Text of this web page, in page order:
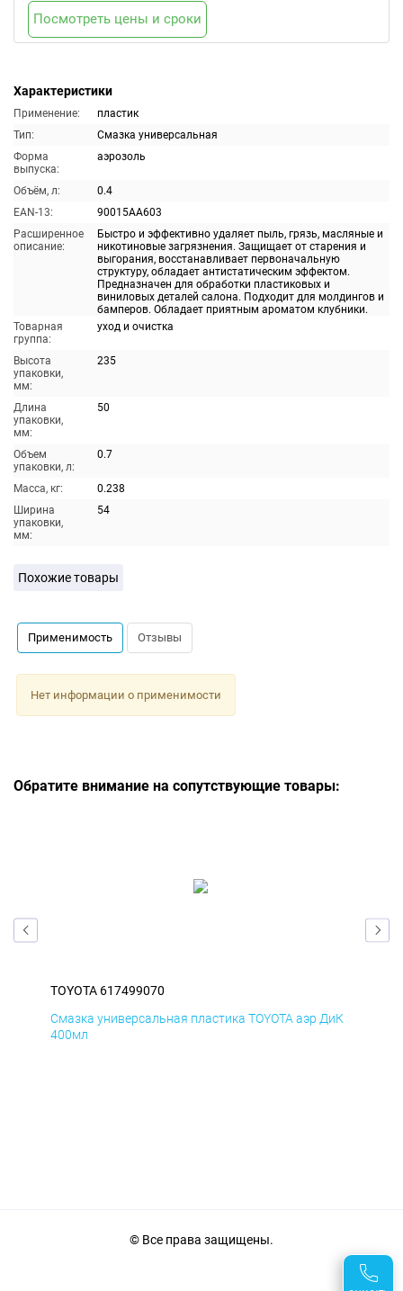
Характеристики
Применение:
пластик
Тип:
Смазка универсальная
Форма
выпуска:
аэрозоль
Объём, л:
0.4
EAN-13:
90015AA603
Расширенное
описание:
Быстро и эффективно удаляет пыль, грязь, масляные и
никотиновые загрязнения. Защищает от старения и
выгорания, восстанавливает первоначальную
структуру, обладает антистатическим эффектом.
Предназначен для обработки пластиковых и
виниловых деталей салона. Подходит для молдингов и
бамперов. Обладает приятным ароматом клубники.
Товарная
группа:
уход и очистка
Высота
упаковки,
мм:
235
Длина
упаковки,
мм:
50
Объем
упаковки, л:
0.7
Масса, кг:
0.238
Ширина
упаковки,
мм:
54
Посмотреть цены и сроки
Похожие товары
Применимость Отзывы
Нет информации о применимости
Обратите внимание на сопутствующие товары:
TOYOTA 617499070
Смазка универсальная пластика TOYOTA аэр ДиК
400мл
© Все права защищены.